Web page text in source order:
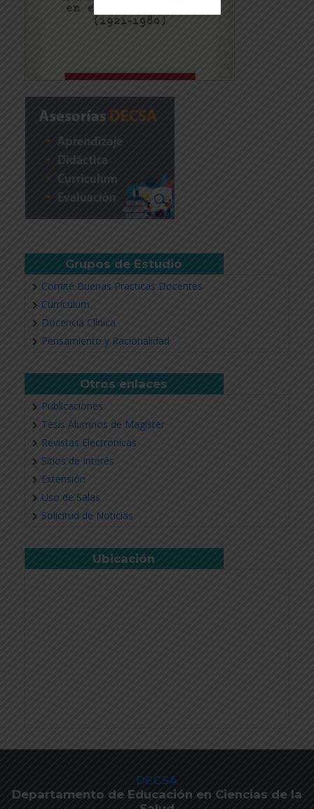
Grupos de Estudio
Comité Buenas Practicas Docentes
Currículum
Docencia Clínica
Pensamiento y Racionalidad
Otros enlaces
Publicaciones
Tesis Alumnos de Magíster
Revistas Electrónicas
Sitios de Interés
Extensión
Uso de Salas
Solicitud de Noticias
Ubicación
DECSA
Departamento de Educación en Ciencias de la
Revisar más